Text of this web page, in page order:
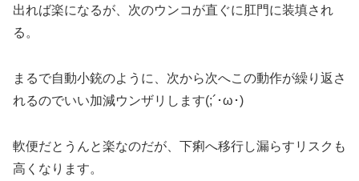
出れば楽になるが、次のウンコが直ぐに肛門に装填され
る。
まるで自動小銃のように、次から次へこの動作が繰り返さ
れるのでいい加減ウンザリします(;´･ω･)
軟便だとうんと楽なのだが、下痢へ移行し漏らすリスクも
高くなります。